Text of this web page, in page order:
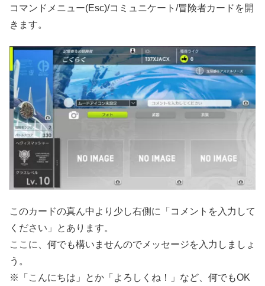
コマンドメニュー(Esc)/コミュニケート/冒険者カードを開
きます。
このカードの真ん中より少し右側に「コメントを入力して
ください」とあります。
ここに、何でも構いませんのでメッセージを入力しましょ
う。
※「こんにちは」とか「よろしくね！」など、何でもOK